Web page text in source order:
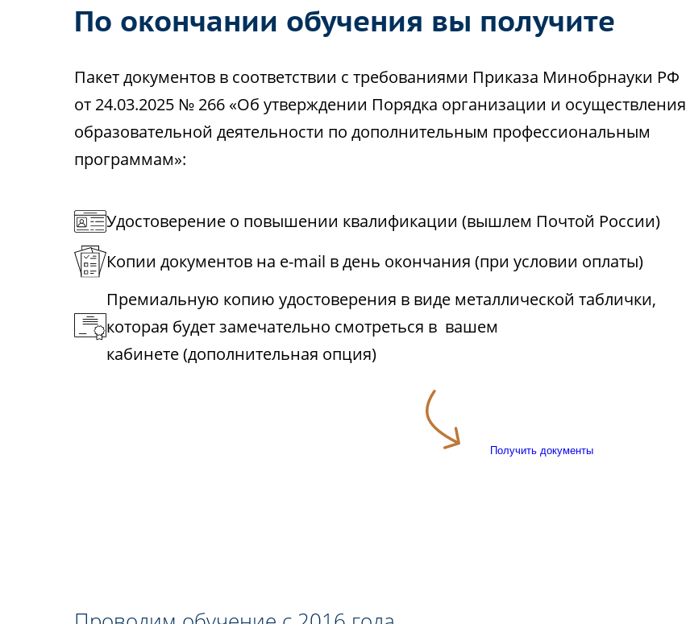
По окончании обучения вы получите
Пакет документов в соответствии с требованиями Приказа Минобрнауки РФ
от 24.03.2025 № 266 «Об утверждении Порядка организации и осуществления
образовательной деятельности по дополнительным профессиональным
программам»:
Удостоверение о повышении квалификации (вышлем Почтой России)
Копии документов на e-mail в день окончания (при условии оплаты)
Премиальную копию удостоверения в виде металлической таблички,
которая будет замечательно смотреться в вашем
кабинете (дополнительная опция)
Получить документы